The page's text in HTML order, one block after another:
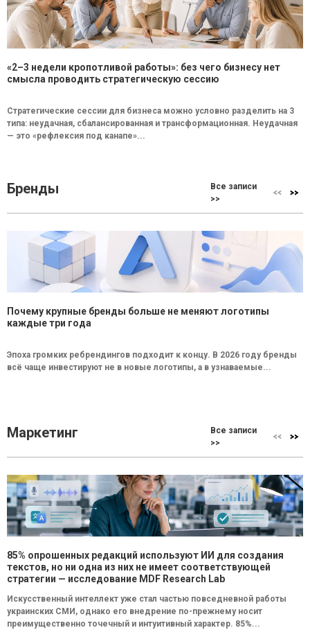
«2–3 недели кропотливой работы»: без чего бизнесу нет
смысла проводить стратегическую сессию
Стратегические сессии для бизнеса можно условно разделить на 3
типа: неудачная, сбалансированная и трансформационная. Неудачная
— это «рефлексия под канапе»...
Бренды
Все записи
>>
Почему крупные бренды больше не меняют логотипы
каждые три года
Эпоха громких ребрендингов подходит к концу. В 2026 году бренды
всё чаще инвестируют не в новые логотипы, а в узнаваемые...
Маркетинг
Все записи
>>
85% опрошенных редакций используют ИИ для создания
текстов, но ни одна из них не имеет соответствующей
стратегии — исследование MDF Research Lab
Искусственный интеллект уже стал частью повседневной работы
украинских СМИ, однако его внедрение по-прежнему носит
преимущественно точечный и интуитивный характер. 85%...